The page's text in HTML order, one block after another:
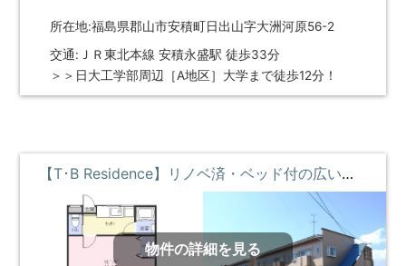
所在地:福島県郡山市安積町日出山字大洲河原56-2
交通:ＪＲ東北本線 安積永盛駅 徒歩33分
＞＞日大工学部周辺［A地区］大学まで徒歩12分！
【T･B Residence】リノベ済・ベッド付の広い部屋 ①階 **即入居募集中**
物件の詳細を見る